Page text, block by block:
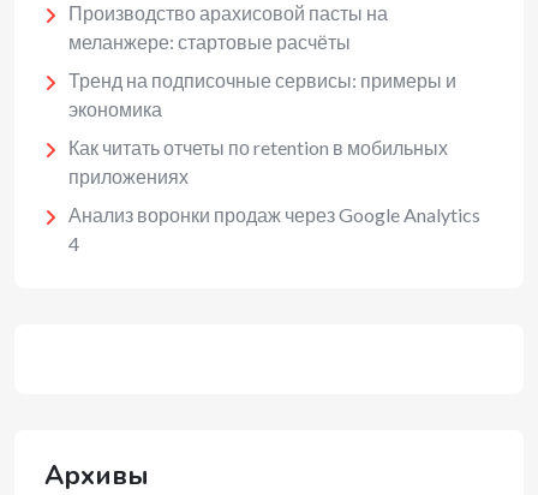
Производство арахисовой пасты на
меланжере: стартовые расчёты
Тренд на подписочные сервисы: примеры и
экономика
Как читать отчеты по retention в мобильных
приложениях
Анализ воронки продаж через Google Analytics
4
Архивы